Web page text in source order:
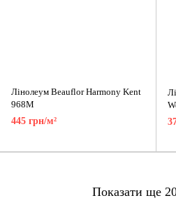
Лінолеум Beauflor Harmony Kent
968M
445 грн/м²
Показати ще